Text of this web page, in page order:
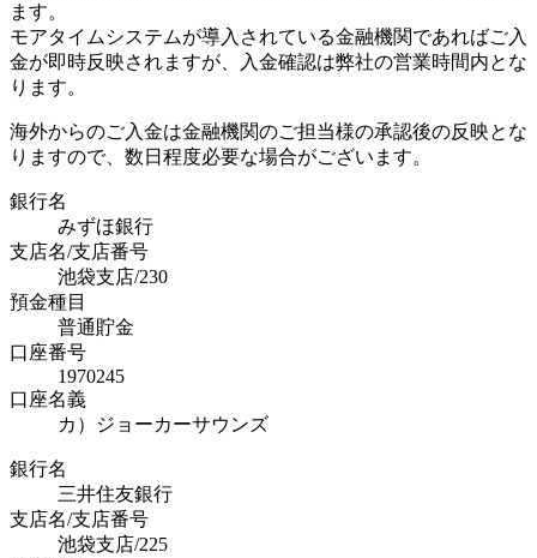
ます。
モアタイムシステムが導入されている金融機関であればご入
金が即時反映されますが、入金確認は弊社の営業時間内とな
ります。
海外からのご入金は金融機関のご担当様の承認後の反映とな
りますので、数日程度必要な場合がございます。
銀行名
みずほ銀行
支店名/支店番号
池袋支店/230
預金種目
普通貯金
口座番号
1970245
口座名義
カ）ジョーカーサウンズ
銀行名
三井住友銀行
支店名/支店番号
池袋支店/225